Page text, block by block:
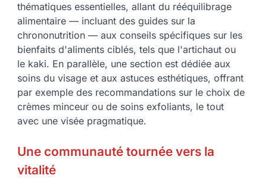
thématiques essentielles, allant du rééquilibrage
alimentaire — incluant des guides sur la
chrononutrition — aux conseils spécifiques sur les
bienfaits d'aliments ciblés, tels que l'artichaut ou
le kaki. En parallèle, une section est dédiée aux
soins du visage et aux astuces esthétiques, offrant
par exemple des recommandations sur le choix de
crèmes minceur ou de soins exfoliants, le tout
avec une visée pragmatique.
Une communauté tournée vers la
vitalité